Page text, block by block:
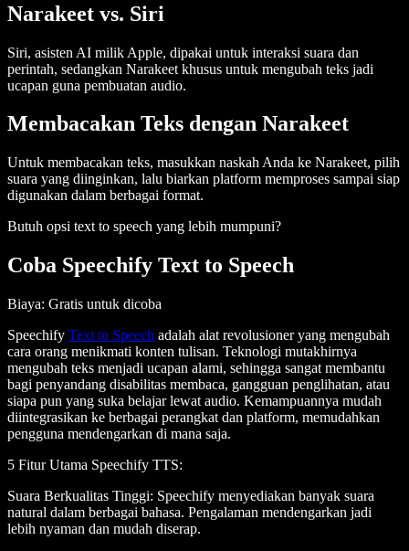
Narakeet vs. Siri
Siri, asisten AI milik Apple, dipakai untuk interaksi suara dan
perintah, sedangkan Narakeet khusus untuk mengubah teks jadi
ucapan guna pembuatan audio.
Membacakan Teks dengan Narakeet
Untuk membacakan teks, masukkan naskah Anda ke Narakeet, pilih
suara yang diinginkan, lalu biarkan platform memproses sampai siap
digunakan dalam berbagai format.
Butuh opsi text to speech yang lebih mumpuni?
Coba Speechify Text to Speech
Biaya: Gratis untuk dicoba
Speechify Text to Speech adalah alat revolusioner yang mengubah
cara orang menikmati konten tulisan. Teknologi mutakhirnya
mengubah teks menjadi ucapan alami, sehingga sangat membantu
bagi penyandang disabilitas membaca, gangguan penglihatan, atau
siapa pun yang suka belajar lewat audio. Kemampuannya mudah
diintegrasikan ke berbagai perangkat dan platform, memudahkan
pengguna mendengarkan di mana saja.
5 Fitur Utama Speechify TTS:
Suara Berkualitas Tinggi: Speechify menyediakan banyak suara
natural dalam berbagai bahasa. Pengalaman mendengarkan jadi
lebih nyaman dan mudah diserap.